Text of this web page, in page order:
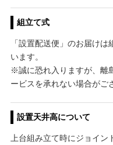
組立て式
「設置配送便」のお届け
います。
※誠に恐れ入りますが、離
ービスを承れない場合がご
設置天井高について
上台組み立て時にジョイン